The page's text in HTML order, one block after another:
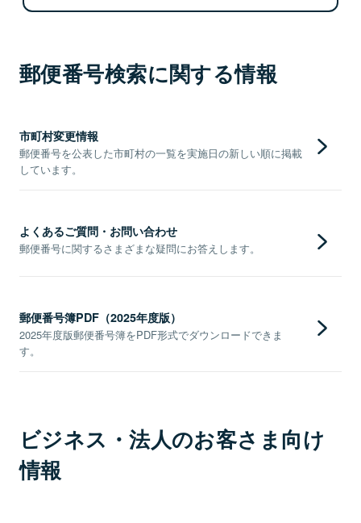
郵便番号検索に関する情報
市町村変更情報
郵便番号を公表した市町村の一覧を実施日の新しい順に掲載
しています。
よくあるご質問・お問い合わせ
郵便番号に関するさまざまな疑問にお答えします。
郵便番号簿PDF（2025年度版）
2025年度版郵便番号簿をPDF形式でダウンロードできま
す。
ビジネス・法人のお客さま向け
情報